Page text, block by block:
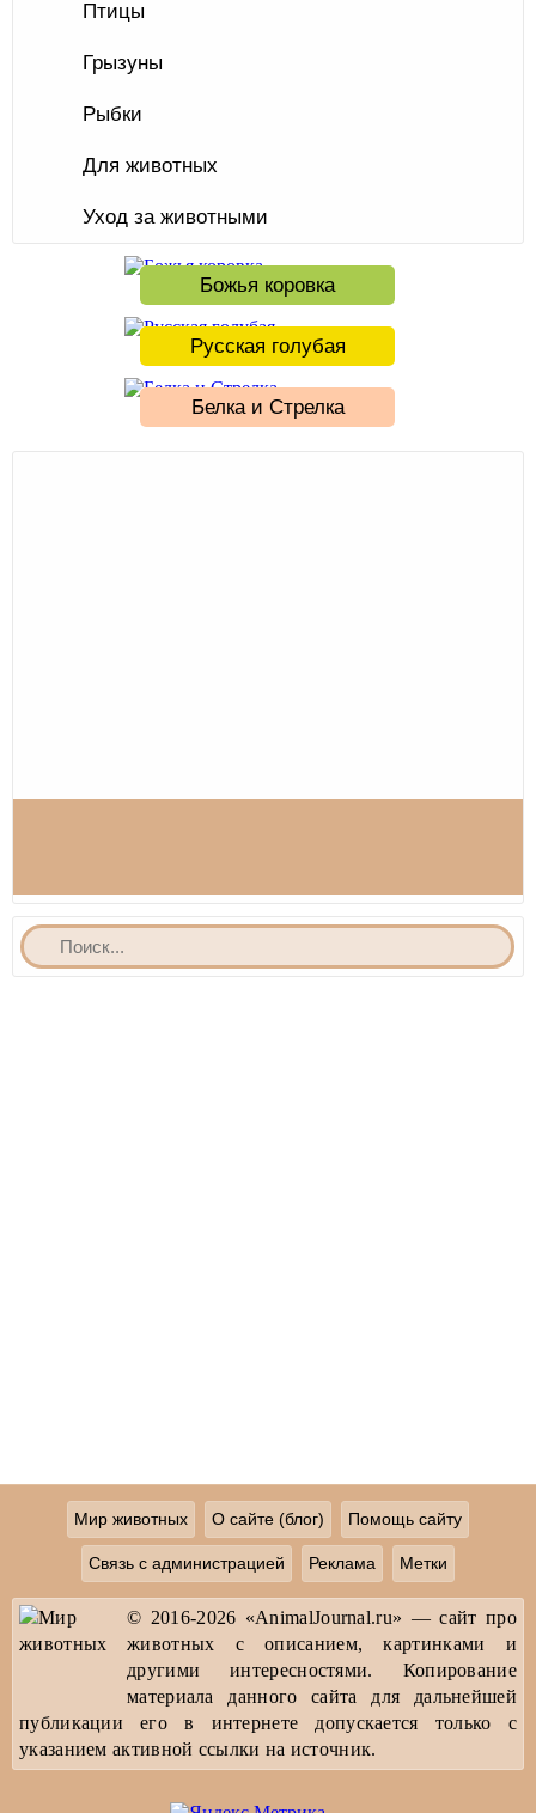
Птицы
Грызуны
Рыбки
Для животных
Уход за животными
Божья коровка
Русская голубая
Белка и Стрелка
Мир животных О сайте (блог) Помощь сайту
Связь с администрацией Реклама Метки
© 2016-2026 «AnimalJournal.ru» — сайт про
животных с описанием, картинками и
другими интересностями. Копирование
материала данного сайта для дальнейшей
публикации его в интернете допускается только с
указанием активной ссылки на источник.